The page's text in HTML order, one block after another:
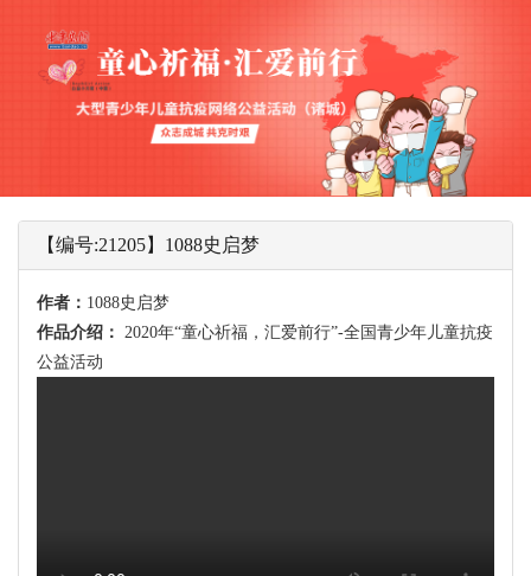
【编号:21205】1088史启梦
作者： 1088史启梦
作品介绍：
2020年“童心祈福，汇爱前行”-全国青少年儿童抗疫
公益活动